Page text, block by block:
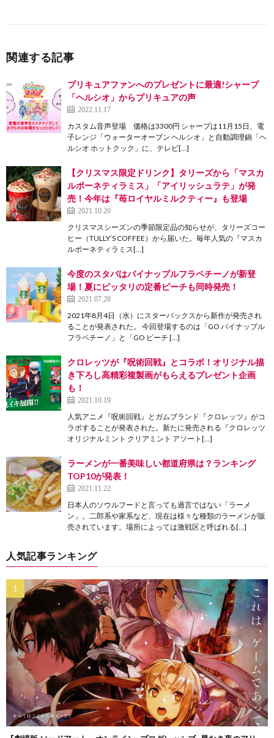
関連する記事
プリキュアファンへのプレゼントに最適!シャープ
「ヘルシオ」からプリキュアの声
2022.11.17
カスタム音声登場 価格は3300円 シャープは11月15日、電
子レンジ「ウォーターオーブン ヘルシオ」と自動調理鍋「ヘ
ルシオ ホットクック」に、テレビ[…]
【クリスマス限定ドリンク】タリーズから「マスカ
ルポーネティラミス」「アイリッシュラテ」が発
売！今年は『苺ロイヤルミルクティー』も登場
2021.10.20
クリスマスシーズンの季節限定品の知らせが、タリーズコー
ヒー（TULLY’S COFFEE）から届いた。毎年人気の『マスカ
ルポーネティラミス[…]
今度のスタバはパイナップルフラペチーノが新登
場！夏にピッタリの定番ピーチも同時発売！
2021.07.28
2021年8月4日（水）にスターバックスから新作が発売され
ることが発表された。 今回登場するのは「GO パイナップル
フラペチーノ」と「GO ピーチ […]
クロレッツが『呪術回戦』とコラボ！オリジナル描
き下ろし高精彩複製画がもらえるプレゼント企画
も！
2021.10.19
人気アニメ『呪術回戦』とガムブランド『クロレッツ』がコ
ラボすることが発表された。新たに発売される『クロレッツ
オリジナルミント クリアミント アソート[…]
ラーメンが一番美味しい都道府県は？ランキング
TOP10が発表！
2021.11.22
日本人のソウルフードと言っても過言ではない「ラーメ
ン」。二郎系や家系など、現在は様々な種類のラーメンが販
売されています。場所によっては激戦区と呼ばれる[…]
人気記事ランキング